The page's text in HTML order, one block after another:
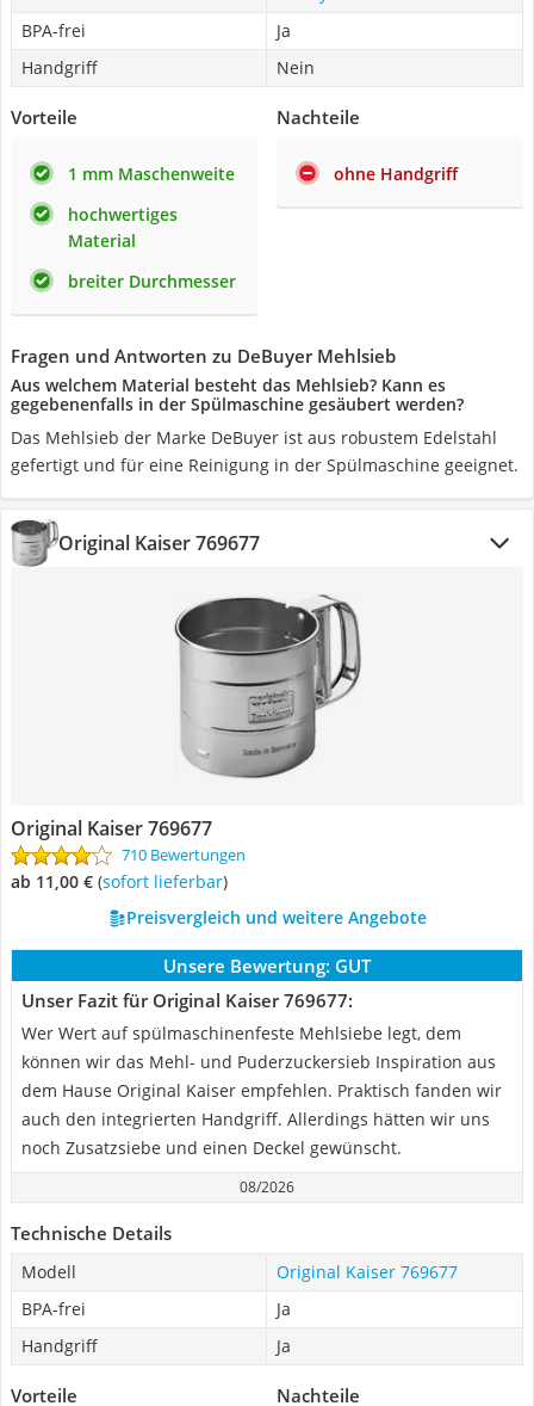
BPA-frei
Ja
Handgriff
Nein
Vorteile
1 mm Maschenweite
hochwertiges
Material
breiter Durchmesser
Nachteile
ohne Handgriff
Fragen und Antworten zu DeBuyer Mehlsieb
Aus welchem Material besteht das Mehlsieb? Kann es
gegebenenfalls in der Spülmaschine gesäubert werden?
Das Mehlsieb der Marke DeBuyer ist aus robustem Edelstahl
gefertigt und für eine Reinigung in der Spülmaschine geeignet.
Original Kaiser 769677
Original Kaiser 769677
710 Bewertungen
ab 11,00 € ( Sofort lieferbar)
Preisvergleich und weitere Angebote
Unsere Bewertung: GUT
Unser Fazit für Original Kaiser 769677:
Wer Wert auf spülmaschinenfeste Mehlsiebe legt, dem
können wir das Mehl- und Puderzuckersieb Inspiration aus
dem Hause Original Kaiser empfehlen. Praktisch fanden wir
auch den integrierten Handgriff. Allerdings hätten wir uns
noch Zusatzsiebe und einen Deckel gewünscht.
08/2026
Technische Details
Modell
Original Kaiser 769677
BPA-frei
Ja
Handgriff
Ja
Vorteile Nachteile